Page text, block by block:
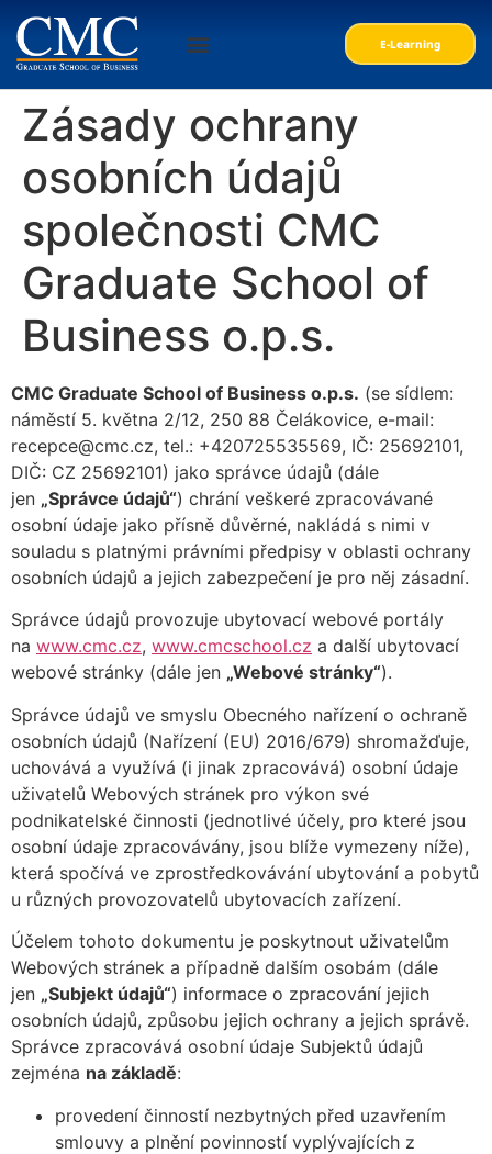
E-Learning
Zásady ochrany
osobních údajů
společnosti CMC
Graduate School of
Business o.p.s.
CMC Graduate School of Business o.p.s. (se sídlem:
náměstí 5. května 2/12, 250 88 Čelákovice, e-mail:
recepce@cmc.cz, tel.: +420725535569, IČ: 25692101,
DIČ: CZ 25692101) jako správce údajů (dále
jen „Správce údajů“) chrání veškeré zpracovávané
osobní údaje jako přísně důvěrné, nakládá s nimi v
souladu s platnými právními předpisy v oblasti ochrany
osobních údajů a jejich zabezpečení je pro něj zásadní.
Správce údajů provozuje ubytovací webové portály
na www.cmc.cz, www.cmcschool.cz a další ubytovací
webové stránky (dále jen „Webové stránky“).
Správce údajů ve smyslu Obecného nařízení o ochraně
osobních údajů (Nařízení (EU) 2016/679) shromažďuje,
uchovává a využívá (i jinak zpracovává) osobní údaje
uživatelů Webových stránek pro výkon své
podnikatelské činnosti (jednotlivé účely, pro které jsou
osobní údaje zpracovávány, jsou blíže vymezeny níže),
která spočívá ve zprostředkovávání ubytování a pobytů
u různých provozovatelů ubytovacích zařízení.
Účelem tohoto dokumentu je poskytnout uživatelům
Webových stránek a případně dalším osobám (dále
jen „Subjekt údajů“) informace o zpracování jejich
osobních údajů, způsobu jejich ochrany a jejich správě.
Správce zpracovává osobní údaje Subjektů údajů
zejména na základě:
provedení činností nezbytných před uzavřením
smlouvy a plnění povinností vyplývajících z